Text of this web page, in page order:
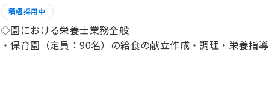
積極採用中
◇園における栄養士業務全般
・保育園（定員：90名）の給食の献立作成・調理・栄養指導